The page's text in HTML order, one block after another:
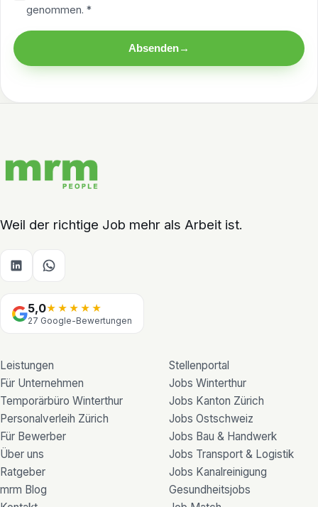
genommen. *
Absenden→
Weil der richtige Job mehr als Arbeit ist.
5,0★★★★★
27 Google-Bewertungen
Leistungen
Für Unternehmen
Temporärbüro Winterthur
Personalverleih Zürich
Für Bewerber
Über uns
Ratgeber
mrm Blog
Stellenportal
Jobs Winterthur
Jobs Kanton Zürich
Jobs Ostschweiz
Jobs Bau & Handwerk
Jobs Transport & Logistik
Jobs Kanalreinigung
Gesundheitsjobs